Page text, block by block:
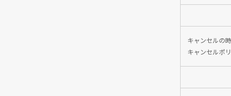
キャンセルの
キャンセルポ